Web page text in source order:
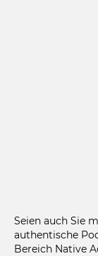
Seien auch Sie
authentische
Bereich Native